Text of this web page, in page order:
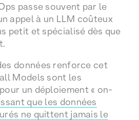
passe souvent par le
appel à un LLM coûteux
petit et spécialisé dès que
données renforce cet
Models sont les
un déploiement « on-
que les données
ne quittent jamais le